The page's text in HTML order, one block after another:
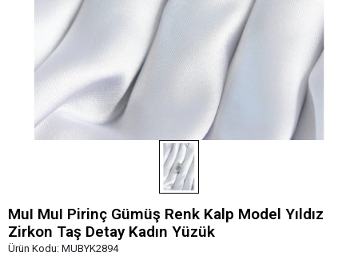
MuI MuI Pirinç Gümüş Renk Kalp Model Yıldız
Zirkon Taş Detay Kadın Yüzük
Ürün Kodu: MUBYK2894